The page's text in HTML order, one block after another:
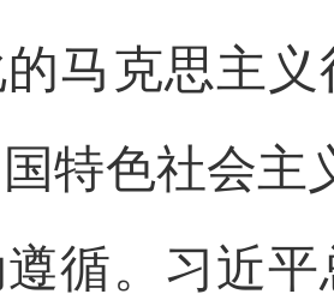
马克思主
特色社会主
循。习近